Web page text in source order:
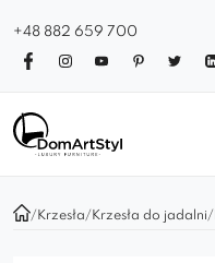
+48 882 659 700
/ Krzesła/ Krzesła do jadalni/